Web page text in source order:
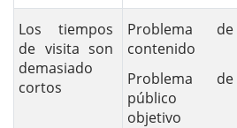
Los tiempos
de visita son
demasiado
cortos
Problema de
contenido
Problema de
público
objetivo